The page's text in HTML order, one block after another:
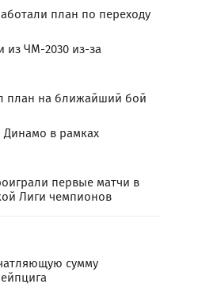
план по переходу
из ЧМ-2030 из-за
план на ближайший бой
Динамо в рамках
первые матчи в
Лиги чемпионов
сумму